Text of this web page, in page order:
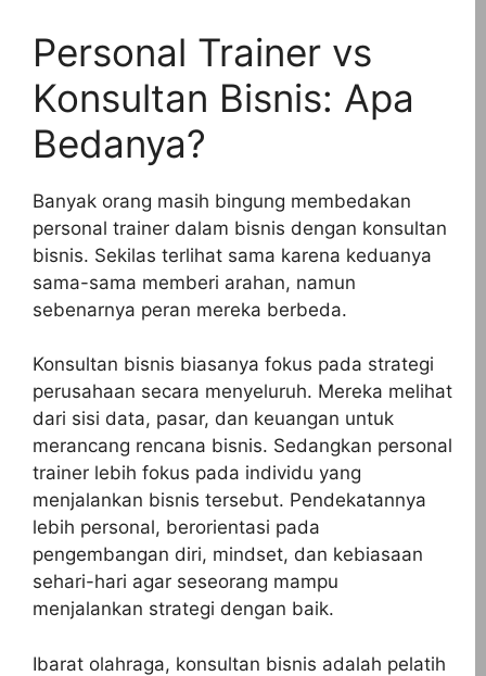
Personal Trainer vs
Konsultan Bisnis: Apa
Bedanya?
Banyak orang masih bingung membedakan
personal trainer dalam bisnis dengan konsultan
bisnis. Sekilas terlihat sama karena keduanya
sama-sama memberi arahan, namun
sebenarnya peran mereka berbeda.
Konsultan bisnis biasanya fokus pada strategi
perusahaan secara menyeluruh. Mereka melihat
dari sisi data, pasar, dan keuangan untuk
merancang rencana bisnis. Sedangkan personal
trainer lebih fokus pada individu yang
menjalankan bisnis tersebut. Pendekatannya
lebih personal, berorientasi pada
pengembangan diri, mindset, dan kebiasaan
sehari-hari agar seseorang mampu
menjalankan strategi dengan baik.
Ibarat olahraga, konsultan bisnis adalah pelatih